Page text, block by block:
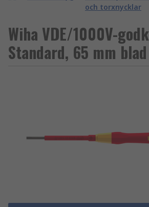
och torxnycklar
Wiha VDE/1000V-
Standard, 65 mm